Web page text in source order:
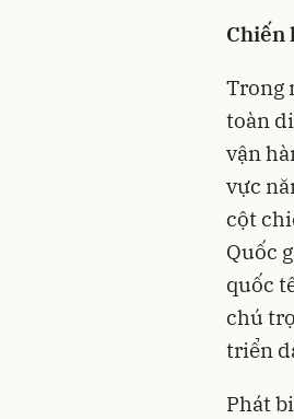
Chiến
Trong
toàn
vận
vực
cột
Quốc
quốc
chú
triển
Phát